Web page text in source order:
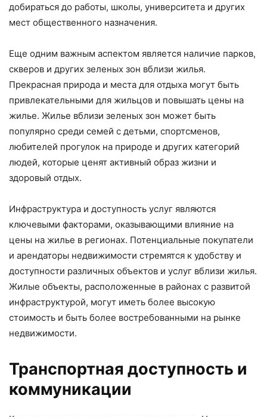
добираться до работы, школы, университета и других
мест общественного назначения.
Еще одним важным аспектом является наличие парков,
скверов и других зеленых зон вблизи жилья.
Прекрасная природа и места для отдыха могут быть
привлекательными для жильцов и повышать цены на
жилье. Жилье вблизи зеленых зон может быть
популярно среди семей с детьми, спортсменов,
любителей прогулок на природе и других категорий
людей, которые ценят активный образ жизни и
здоровый отдых.
Инфраструктура и доступность услуг являются
ключевыми факторами, оказывающими влияние на
цены на жилье в регионах. Потенциальные покупатели
и арендаторы недвижимости стремятся к удобству и
доступности различных объектов и услуг вблизи жилья.
Жилые объекты, расположенные в районах с развитой
инфраструктурой, могут иметь более высокую
стоимость и быть более востребованными на рынке
недвижимости.
Транспортная доступность и
коммуникации